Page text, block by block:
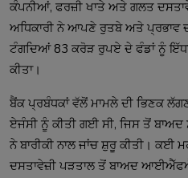
ਕੰਪਨੀਆਂ, ਫਰਜ਼ੀ ਖਾਤੇ ਅਤੇ ਗਲਤ
ਅਧਿਕਾਰੀ ਨੇ ਆਪਣੇ ਰੁਤਬੇ ਅਤੇ ਪ੍ਰਭਾਵ
ਟੰਗਦਿਆਂ 83 ਕਰੋੜ ਰੁਪਏ ਦੇ ਫੰਡਾਂ ਨੂੰ
ਕੀਤਾ।
ਬੈਂਕ ਪ੍ਰਬੰਧਕਾਂ ਵੱਲੋਂ ਮਾਮਲੇ ਦੀ ਭਿਣਕ
ਏਜੰਸੀ ਨੂੰ ਕੀਤੀ ਗਈ ਸੀ, ਜਿਸ ਤੋਂ
ਨੇ ਬਾਰੀਕੀ ਨਾਲ ਜਾਂਚ ਸ਼ੁਰੂ ਕੀਤੀ। ਕਈ
ਦਸਤਾਵੇਜ਼ੀ ਪੜਤਾਲ ਤੋਂ ਬਾਅਦ